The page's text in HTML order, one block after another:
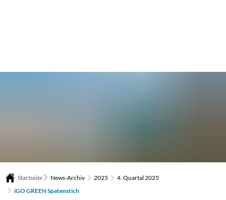
Startseite News-Archiv 2025
4. Quartal 2025
iGO GREEN Spatenstich